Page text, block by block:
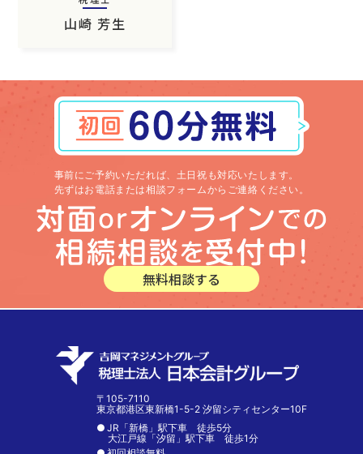
山崎 芳生
事前にご予約いただれば、土日祝も対応いたします。
先ずはお電話または相談フォームからご連絡ください。
無料相談する
〒105-7110
東京都港区東新橋1-5-2 汐留シティセンター10F
JR「新橋」駅下車 徒歩5分
大江戸線「汐留」駅下車 徒歩1分